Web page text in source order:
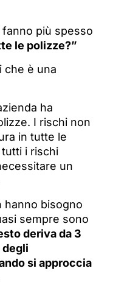
più spesso
le polizze?”
che è una
ha
I rischi non
in tutte le
i rischi
un
hanno bisogno
sempre sono
deriva da 3
degli
si approccia